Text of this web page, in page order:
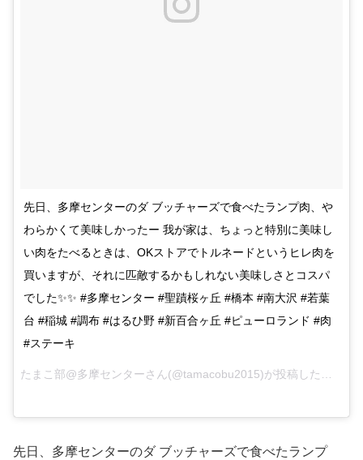
先日、多摩センターのダ ブッチャーズで食べたランプ肉、や
わらかくて美味しかったー 我が家は、ちょっと特別に美味し
い肉をたべるときは、OKストアでトルネードというヒレ肉を
買いますが、それに匹敵するかもしれない美味しさとコスパ
でした✨✨ #多摩センター #聖蹟桜ヶ丘 #橋本 #南大沢 #若葉
台 #稲城 #調布 #はるひ野 #新百合ヶ丘 #ピューロランド #肉
#ステーキ
たまこ部@多摩センターさん(@tamacobu2015)が投稿した写真 –
先日、多摩センターのダ ブッチャーズで食べたランプ